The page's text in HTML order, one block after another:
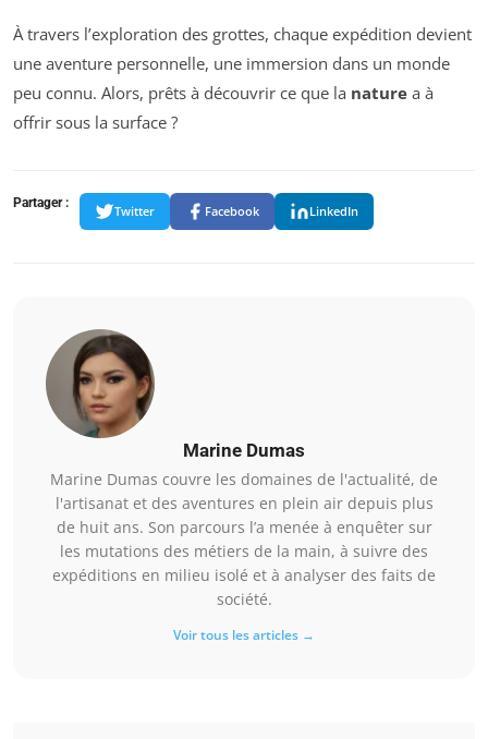
À travers l’exploration des grottes, chaque expédition devient
une aventure personnelle, une immersion dans un monde
peu connu. Alors, prêts à découvrir ce que la nature a à
offrir sous la surface ?
Partager :
Twitter Facebook LinkedIn
Marine Dumas
Marine Dumas couvre les domaines de l'actualité, de
l'artisanat et des aventures en plein air depuis plus
de huit ans. Son parcours l’a menée à enquêter sur
les mutations des métiers de la main, à suivre des
expéditions en milieu isolé et à analyser des faits de
société.
Voir tous les articles →